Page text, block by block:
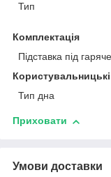
Тип
Комплектація
Підставка під гаряче
Тип дна
Приховати
Умови доставки